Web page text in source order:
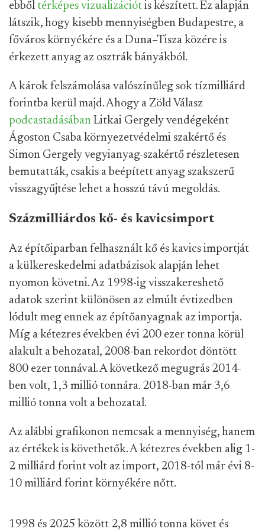
ebből térképes vizualizációt is készített. Ez alapján
látszik, hogy kisebb mennyiségben Budapestre, a
főváros környékére és a Duna–Tisza közére is
érkezett anyag az osztrák bányákból.
A károk felszámolása valószínűleg sok tízmilliárd
forintba kerül majd. Ahogy a Zöld Válasz
podcastadásában Litkai Gergely vendégeként
Ágoston Csaba környezetvédelmi szakértő és
Simon Gergely vegyianyag-szakértő részletesen
bemutatták, csakis a beépített anyag szakszerű
visszagyűjtése lehet a hosszú távú megoldás.
Százmilliárdos kő- és kavicsimport
Az építőiparban felhasznált kő és kavics importját
a külkereskedelmi adatbázisok alapján lehet
nyomon követni. Az 1998-ig visszakereshető
adatok szerint különösen az elmúlt évtizedben
lódult meg ennek az építőanyagnak az importja.
Míg a kétezres években évi 200 ezer tonna körül
alakult a behozatal, 2008-ban rekordot döntött
800 ezer tonnával. A következő megugrás 2014-
ben volt, 1,3 millió tonnára. 2018-ban már 3,6
millió tonna volt a behozatal.
Az alábbi grafikonon nemcsak a mennyiség, hanem
az értékek is követhetők. A kétezres években alig 1-
2 milliárd forint volt az import, 2018-tól már évi 8-
10 milliárd forint környékére nőtt.
1998 és 2025 között 2,8 millió tonna követ és